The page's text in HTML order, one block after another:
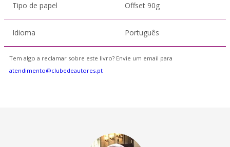
Tipo de papel Offset 90g
Idioma Português
Tem algo a reclamar sobre este livro? Envie um email para
atendimento@clubedeautores.pt